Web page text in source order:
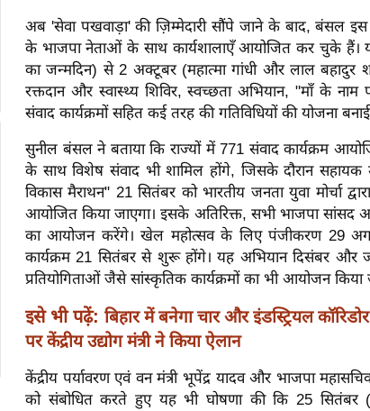
अब 'सेवा पखवाड़ा' की ज़िम्मेदारी सौंपे जाने के बाद, बंसल
के भाजपा नेताओं के साथ कार्यशालाएँ आयोजित कर चुके हैं। यह
का जन्मदिन) से 2 अक्टूबर (महात्मा गांधी और लाल बहादुर
रक्तदान और स्वास्थ्य शिविर, स्वच्छता अभियान, "माँ के
संवाद कार्यक्रमों सहित कई तरह की गतिविधियों की योजना
सुनील बंसल ने बताया कि राज्यों में 771 संवाद कार्यक्रम
के साथ विशेष संवाद भी शामिल होंगे, जिसके दौरान सहायक
विकास मैराथन" 21 सितंबर को भारतीय जनता युवा मोर्चा
आयोजित किया जाएगा। इसके अतिरिक्त, सभी भाजपा सांसद
का आयोजन करेंगे। खेल महोत्सव के लिए पंजीकरण 29
कार्यक्रम 21 सितंबर से शुरू होंगे। यह अभियान दिसंबर और
प्रतियोगिताओं जैसे सांस्कृतिक कार्यक्रमों का भी आयोजन किया
इसे भी पढ़ें: बिहार में बनेगा चार और इंडस्ट्रियल
पर केंद्रीय उद्योग मंत्री ने किया ऐलान
केंद्रीय पर्यावरण एवं वन मंत्री भूपेंद्र यादव और भाजपा
को संबोधित करते हुए यह भी घोषणा की कि 25 सितंबर